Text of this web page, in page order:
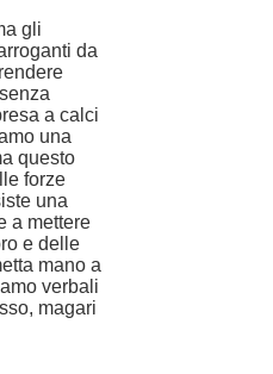
gli
da
a calci
una
questo
forze
una
a mettere
e delle
mano a
verbali
magari